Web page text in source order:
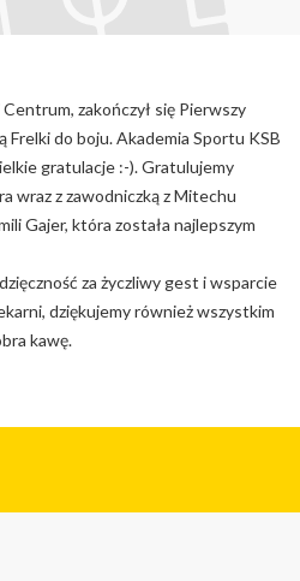
zakończył się Pierwszy
Frelki do boju. Akademia Sportu KSB
gratulacje :-). Gratulujemy
wraz z zawodniczką z Mitechu
Gajer, która została najlepszym
za życzliwy gest i wsparcie
dziękujemy również wszystkim
kawę.